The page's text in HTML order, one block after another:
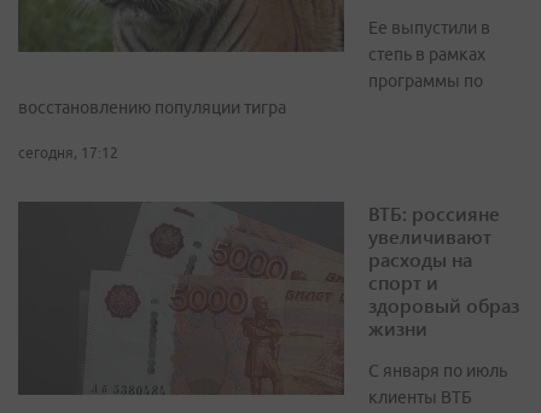
Ее выпустили в
степь в рамках
программы по
восстановлению популяции тигра
сегодня, 17:12
ВТБ: россияне
увеличивают
расходы на
спорт и
здоровый образ
жизни
С января по июль
клиенты ВТБ